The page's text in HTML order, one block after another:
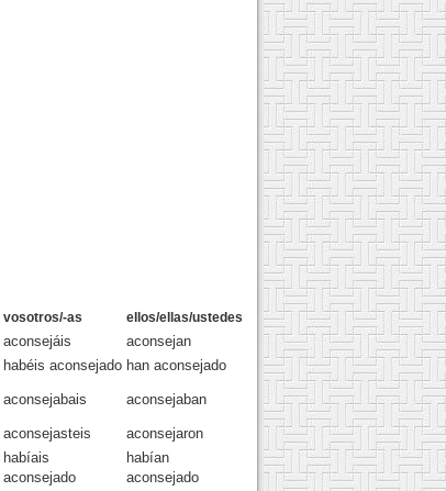
vosotros/-as ellos/ellas/ustedes
aconsejáis
aconsejan
habéis aconsejado han aconsejado
aconsejabais aconsejaban
aconsejasteis
aconsejaron
habíais
aconsejado
habían
aconsejado